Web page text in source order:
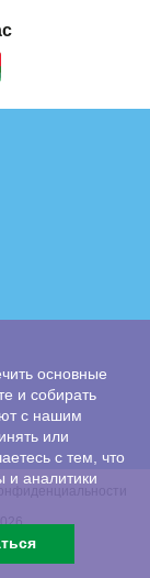
основные
и собирать
с нашим
или
с тем, что
и аналитики